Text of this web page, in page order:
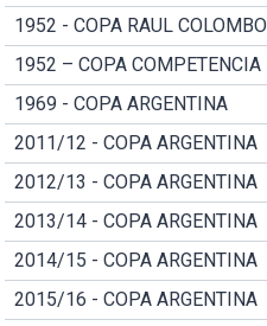
1952 - COPA RAUL COLOMBO
1952 – COPA COMPETENCIA
1969 - COPA ARGENTINA
2011/12 - COPA ARGENTINA
2012/13 - COPA ARGENTINA
2013/14 - COPA ARGENTINA
2014/15 - COPA ARGENTINA
2015/16 - COPA ARGENTINA